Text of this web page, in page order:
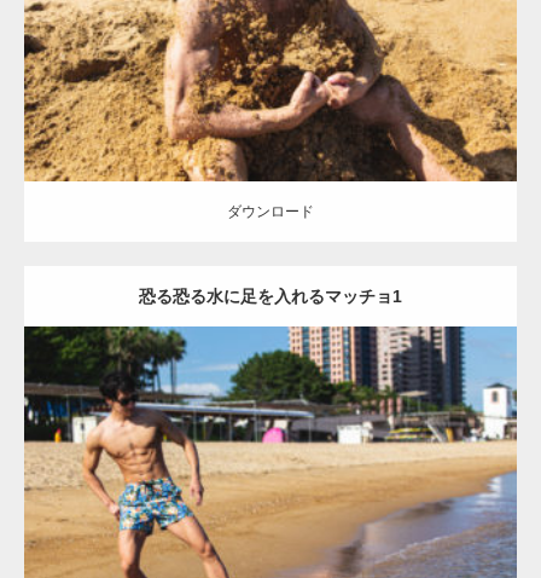
ダウンロード
ダウンロード
恐る恐る水に足を入れるマッチョ1
Update:2021.07.8
Category:海のマッチョ オレンジの人 AKIHITO(細マッチョ) 腹筋
ダウンロード
【YouTube】マッチョフリー素材メンバーが
【TV】TBS番組「ひるおび」にてマッスルプ
ラスが紹介されま…
TOKYO FMラジオ番組「ONE MORNING」
で紹介さ…